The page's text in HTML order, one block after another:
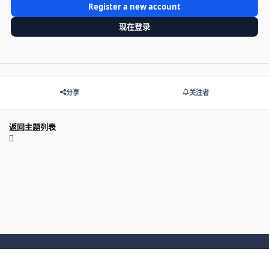
Register a new account
现在登录
分享 关注者
返回主题列表